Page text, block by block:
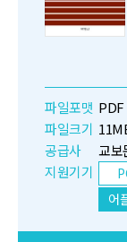
파일포맷 PDF
파일크기
공급사
교보
지원기기
어